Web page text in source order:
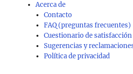
Acerca de
Contacto
FAQ (preguntas frecuentes)
Cuestionario de satisfacción
Sugerencias y
Política de privacidad